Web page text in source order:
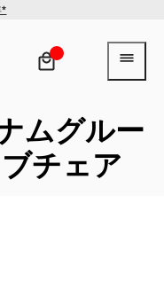
*
入力してください。
ムグルー
チェア